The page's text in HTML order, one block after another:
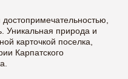
достопримечательностью,
Уникальная природа и
карточкой поселка,
Карпатского